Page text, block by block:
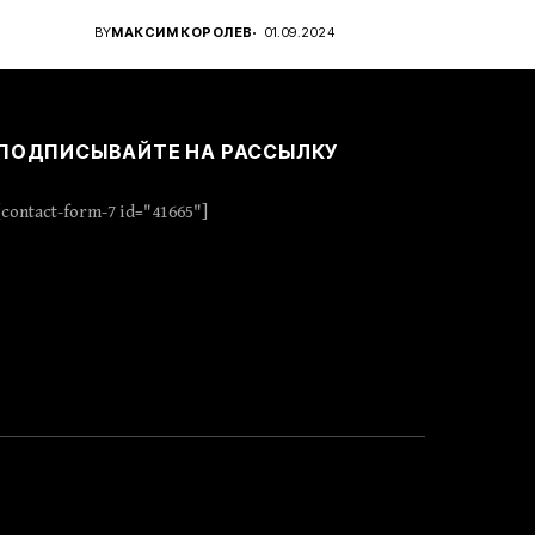
проявить стратегическое...
BYМАКСИМ КОРОЛЕВ 01.09.2024
НА РАССЫЛКУ
[contact-form-7 id="41665"]